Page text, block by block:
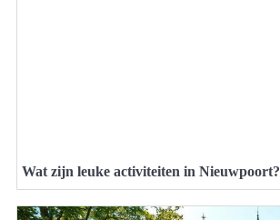
Wat zijn leuke activiteiten in Nieuwpoort?